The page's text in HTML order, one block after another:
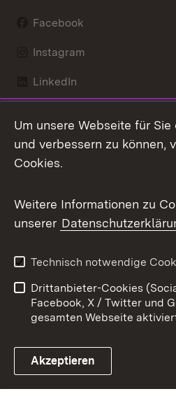
Facebook
Instagram
LinkedIn
X / Twitter
Youtube
Link zum Landesportal
Kontakt
Impressum
Um unsere Webseite für
und verbessern zu können,
Cookies.
Weitere Informationen zu
unserer
Technisch notwendige
Drittanbieter-Cookies
Facebook, X / Twitter und
gesamten Webseite
Akzeptieren